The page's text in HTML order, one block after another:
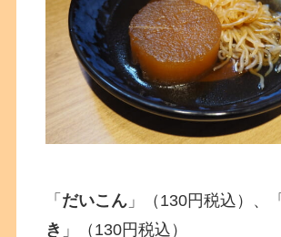
「 だいこん 」（130円税込）、「
き 」（130円税込）